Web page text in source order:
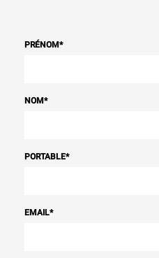
PRÉNOM*
NOM*
PORTABLE*
EMAIL*